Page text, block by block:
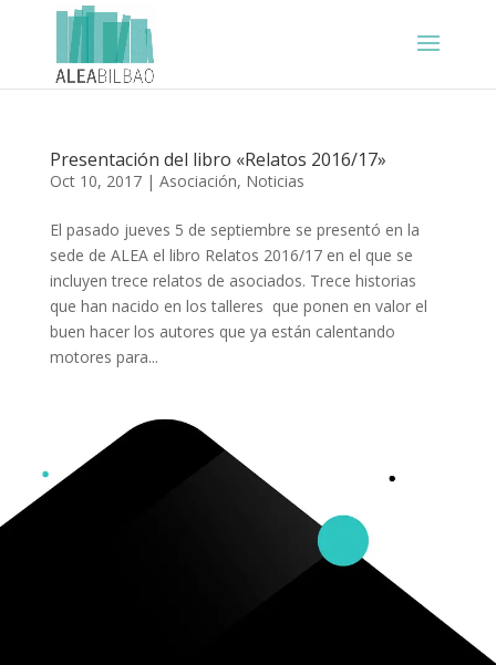
Presentación del libro «Relatos 2016/17»
Oct 10, 2017| Asociación, Noticias
El pasado jueves 5 de septiembre se presentó en la
sede de ALEA el libro Relatos 2016/17 en el que se
incluyen trece relatos de asociados. Trece historias
que han nacido en los talleres que ponen en valor el
buen hacer los autores que ya están calentando
motores para...